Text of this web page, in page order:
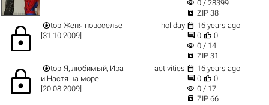
visibility 0 / 28399
 ZIP 38
lock top Женя новоселье
[31.10.2009]
holiday  16 years ago
 0  0
visibility 0 / 14
 ZIP 31
lock top Я, любимый, Ира
и Настя на море
[20.08.2009]
activities  16 years ago
 0  0
visibility 0 / 17
 ZIP 66